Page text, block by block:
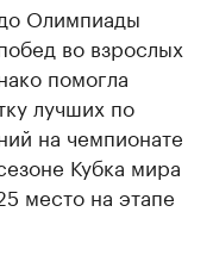
Олимпиады
во взрослых
помогла
лучших по
на чемпионате
Кубка мира
место на этапе